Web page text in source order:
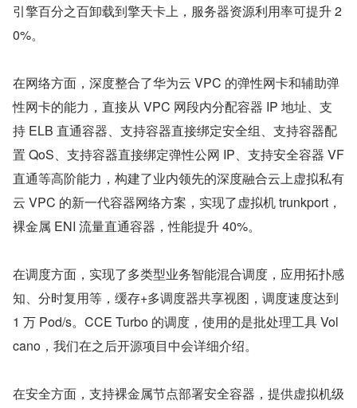
引擎百分之百卸载到擎天卡上，服务器资源利用率可提升 2
0%。
在网络方面，深度整合了华为云 VPC 的弹性网卡和辅助弹
性网卡的能力，直接从 VPC 网段内分配容器 IP 地址、支
持 ELB 直通容器、支持容器直接绑定安全组、支持容器配
置 QoS、支持容器直接绑定弹性公网 IP、支持安全容器 VF
直通等高阶能力，构建了业内领先的深度融合云上虚拟私有
云 VPC 的新一代容器网络方案，实现了虚拟机 trunkport，
裸金属 ENI 流量直通容器，性能提升 40%。
在调度方面，实现了多类型业务智能混合调度，应用拓扑感
知、分时复用等，缓存+多调度器共享视图，调度速度达到
1 万 Pod/s。CCE Turbo 的调度，使用的是批处理工具 Vol
cano，我们在之后开源项目中会详细介绍。
在安全方面，支持裸金属节点部署安全容器，提供虚拟机级